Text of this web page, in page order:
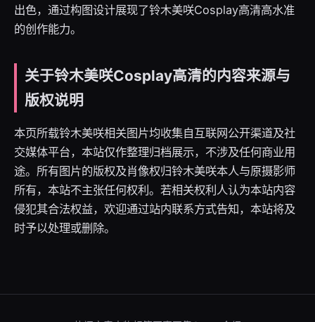
出色，通过构图设计展现了铃木美咲Cosplay高清高水准
的创作能力。
关于铃木美咲Cosplay高清的内容来源与
版权说明
本页所载铃木美咲相关图片均收集自互联网公开渠道及社
交媒体平台，本站仅作整理归档展示，不涉及任何商业用
途。所有图片的版权及肖像权归铃木美咲本人与原摄影师
所有，本站不主张任何权利。若相关权利人认为本站内容
侵犯其合法权益，欢迎通过站内联系方式告知，本站将及
时予以处理或删除。